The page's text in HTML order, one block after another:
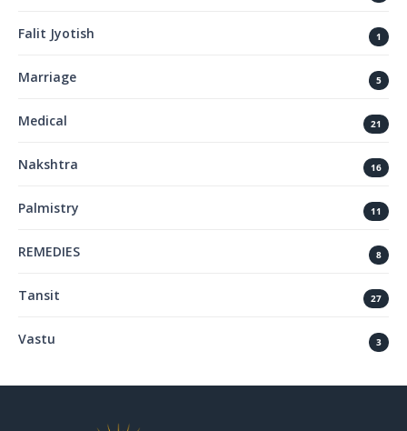
Falit Jyotish 1
Marriage 5
Medical 21
Nakshtra 16
Palmistry 11
REMEDIES 8
Tansit 27
Vastu 3